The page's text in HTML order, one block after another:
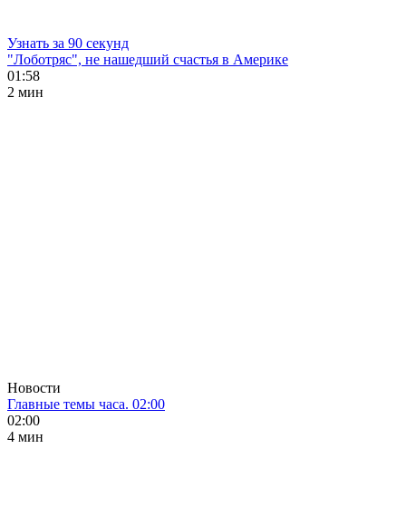
Узнать за 90 секунд
"Лоботряс", не нашедший счастья в Америке
01:58
2 мин
Новости
Главные темы часа. 02:00
02:00
4 мин